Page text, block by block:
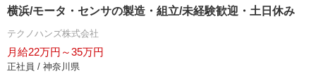
横浜/モータ・センサの製造・組立/未経験歓迎・土日休み
テクノハンズ株式会社
月給22万円～35万円
正社員 / 神奈川県